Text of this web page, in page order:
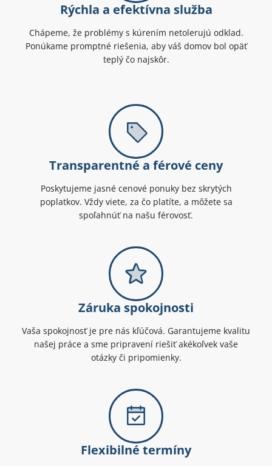
Rýchla a efektívna služba
Chápeme, že problémy s kúrením netolerujú odklad.
Ponúkame promptné riešenia, aby váš domov bol opäť
teplý čo najskôr.
Transparentné a férové ceny
Poskytujeme jasné cenové ponuky bez skrytých
poplatkov. Vždy viete, za čo platíte, a môžete sa
spoľahnúť na našu férovosť.
Záruka spokojnosti
Vaša spokojnosť je pre nás kľúčová. Garantujeme kvalitu
našej práce a sme pripravení riešiť akékoľvek vaše
otázky či pripomienky.
Flexibilné termíny